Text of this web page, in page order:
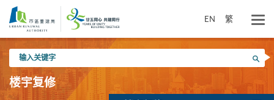
内
EN 繁
入
关
键
搜寻
楼宇复修